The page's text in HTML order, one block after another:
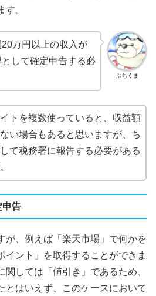
。
ぶちくま
万円以上の収入が
して確定申告する必
トを複数使っていると、収益額
い場合もあると思いますが、ち
て税務署に報告する必要がある
申告
が、例えば「楽天市場」で何かを
イント」を取得することができま
しては「値引き」であるため、
とはいえず、このケースにおいて